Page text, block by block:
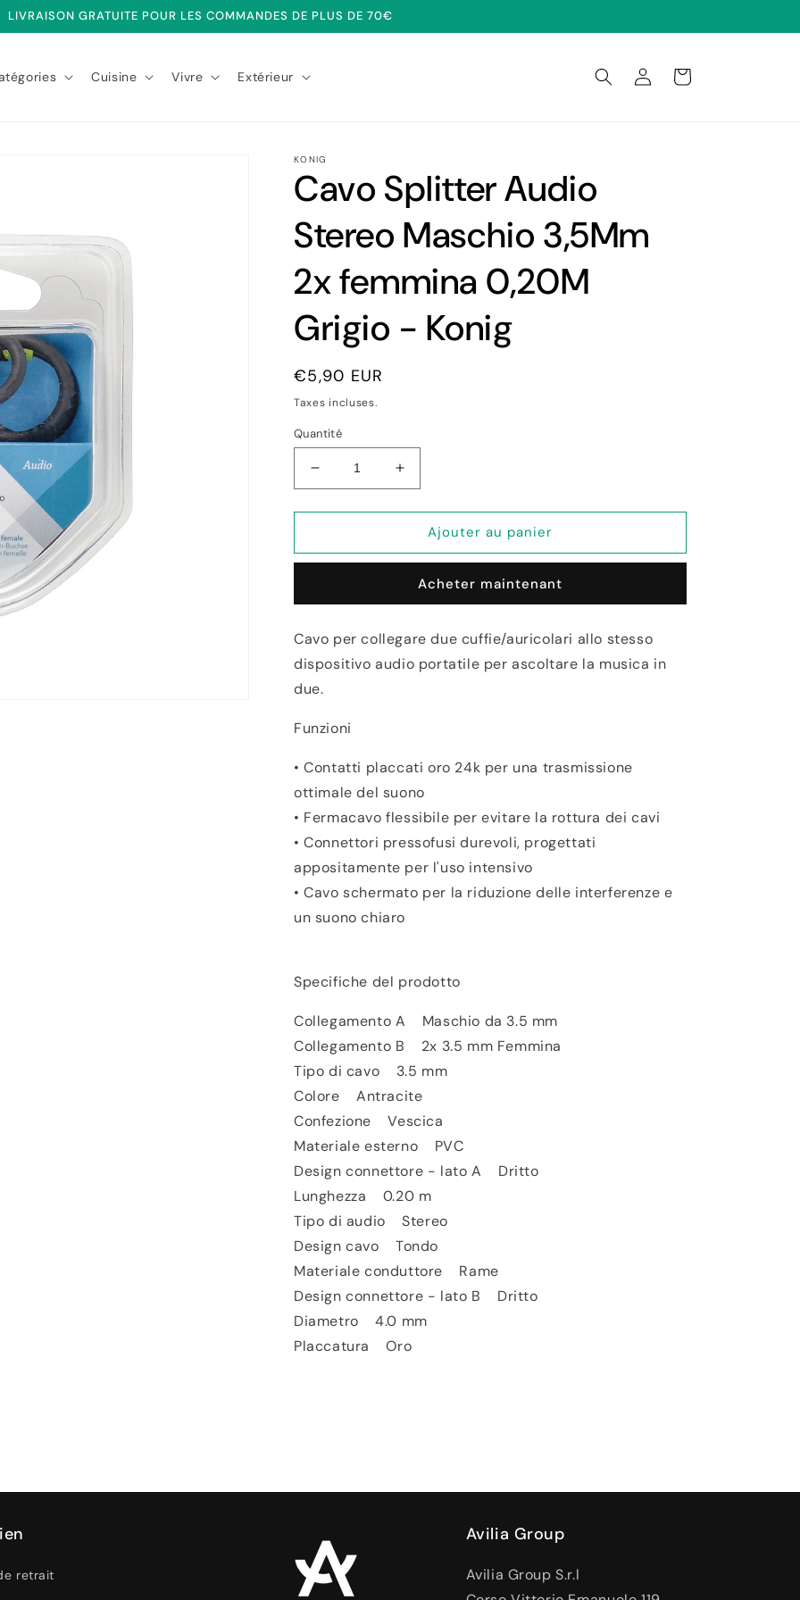
LIVRAISON GRATUITE POUR LES COMMANDES DE PLUS DE 70€
Cuisine Vivre Extérieur ConnexionPanier
KONIG
Cavo Splitter Audio
Stereo Maschio 3,5Mm
2x femmina 0,20M
Grigio - Konig
Prix
habituel
€5,90 EUR
Taxes incluses.
Quantité
Réduire
la
quantité
Cavo
Stereo
3,5Mm
2x
femmina
0,20M
Grigio
-
Augmenter
la
quantité
Cavo
Audio
Stereo
3,5Mm
2x
Ajouter au panier
Acheter maintenant
Cavo per collegare due cuffie/auricolari allo stesso
dispositivo audio portatile per ascoltare la musica in
due.
Funzioni
• Contatti placcati oro 24k per una trasmissione
ottimale del suono
• Fermacavo flessibile per evitare la rottura dei cavi
• Connettori pressofusi durevoli, progettati
appositamente per l'uso intensivo
• Cavo schermato per la riduzione delle interferenze e
un suono chiaro
Specifiche del prodotto
Collegamento A Maschio da 3.5 mm
Collegamento B 2x 3.5 mm Femmina
Tipo di cavo 3.5 mm
Colore Antracite
Confezione Vescica
Materiale esterno PVC
Design connettore - lato A Dritto
Lunghezza 0.20 m
Tipo di audio Stereo
Design cavo Tondo
Materiale conduttore Rame
Design connettore - lato B Dritto
Diametro 4.0 mm
Placcatura Oro
retrait
Avilia Group
Avilia Group S.r.l